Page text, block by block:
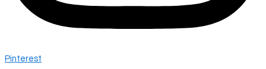
Pinterest